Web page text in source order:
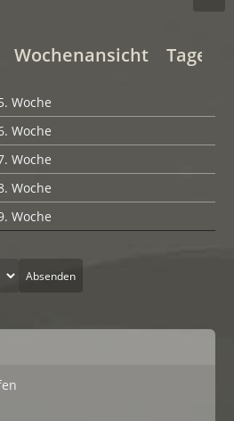
Wochenansicht
Woche
Woche
Woche
Woche
Woche
Absenden